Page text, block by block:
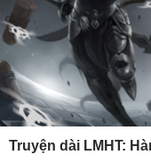
Truyện dài LMHT: